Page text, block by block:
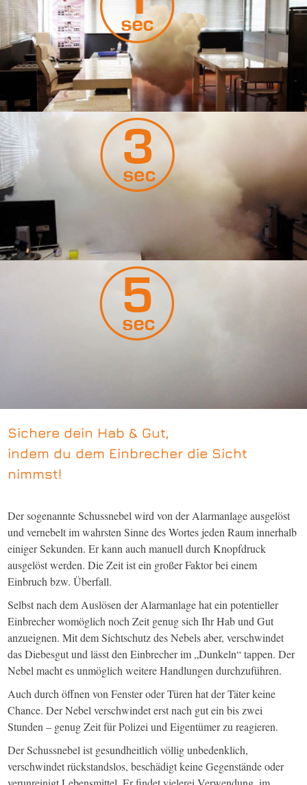
Sichere dein Hab & Gut,
indem du dem Einbrecher die Sicht
nimmst!
Der sogenannte Schussnebel wird von der Alarmanlage ausgelöst
und vernebelt im wahrsten Sinne des Wortes jeden Raum innerhalb
einiger Sekunden. Er kann auch manuell durch Knopfdruck
ausgelöst werden. Die Zeit ist ein großer Faktor bei einem
Einbruch bzw. Überfall.
Selbst nach dem Auslösen der Alarmanlage hat ein potentieller
Einbrecher womöglich noch Zeit genug sich Ihr Hab und Gut
anzueignen. Mit dem Sichtschutz des Nebels aber, verschwindet
das Diebesgut und lässt den Einbrecher im „Dunkeln“ tappen. Der
Nebel macht es unmöglich weitere Handlungen durchzuführen.
Auch durch öffnen von Fenster oder Türen hat der Täter keine
Chance. Der Nebel verschwindet erst nach gut ein bis zwei
Stunden – genug Zeit für Polizei und Eigentümer zu reagieren.
Der Schussnebel ist gesundheitlich völlig unbedenklich,
verschwindet rückstandslos, beschädigt keine Gegenstände oder